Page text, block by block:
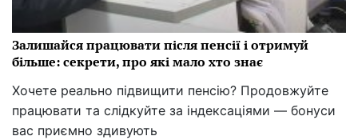
Залишайся працювати після пенсії і отримуй
більше: секрети, про які мало хто знає
Хочете реально підвищити пенсію? Продовжуйте
працювати та слідкуйте за індексаціями — бонуси
вас приємно здивують